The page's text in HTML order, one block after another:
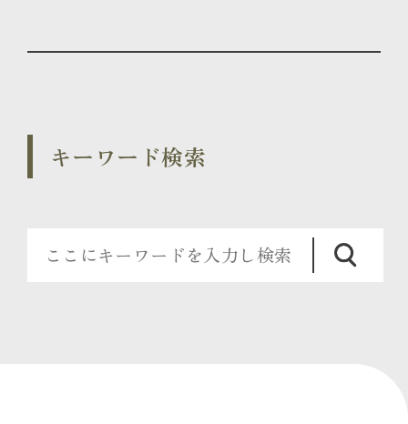
キーワード検索